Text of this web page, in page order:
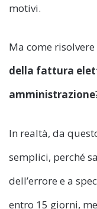
motivi.
Ma come
della fattura
amministrazione
In realtà, da
semplici, perché
dell’errore e a
entro 15 giorni,